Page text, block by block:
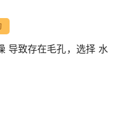
导致存在毛孔，选择 水